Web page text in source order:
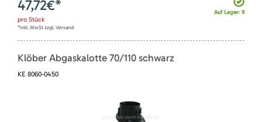
Auf Lager: 9
47,72€*
pro Stück
*inkl. MwSt zzgl. Versand
Klöber Abgaskalotte 70/110 schwarz
KE 8060-0450